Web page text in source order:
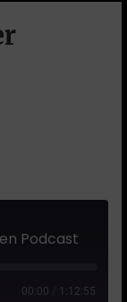
Podcast
00:00 1:12:55